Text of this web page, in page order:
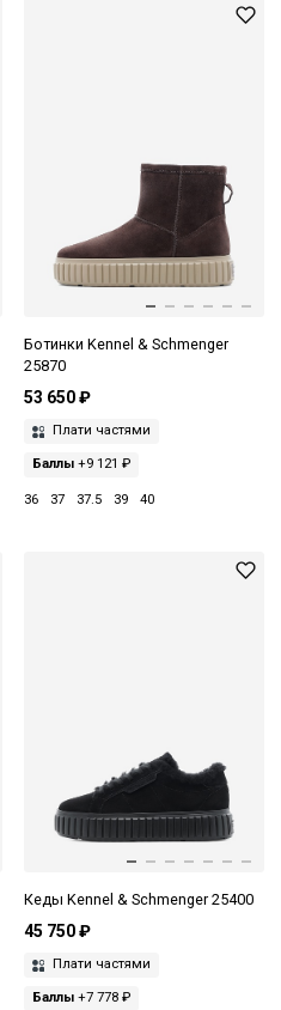
Ботинки Kennel & Schmenger
25870
53 650 ₽
Плати частями
Баллы+9 121 ₽
36 37 37.5 39 40
Кеды Kennel & Schmenger 25400
45 750 ₽
Плати частями
Баллы+7 778 ₽